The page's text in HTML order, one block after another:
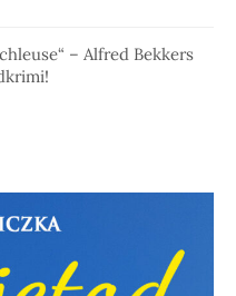
– Alfred Bekkers